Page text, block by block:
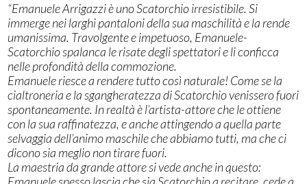
“Emanuele Arrigazzi è uno Scatorchio irresistibile. Si
immerge nei larghi pantaloni della sua maschilità e la rende
umanissima. Travolgente e impetuoso, Emanuele-
Scatorchio spalanca le risate degli spettatori e li conficca
nelle profondità della commozione.
Emanuele riesce a rendere tutto così naturale! Come se la
cialtroneria e la sgangheratezza di Scatorchio venissero fuori
spontaneamente. In realtà è l’artista-attore che le ottiene
con la sua raffinatezza, e anche attingendo a quella parte
selvaggia dell’animo maschile che abbiamo tutti, ma che ci
dicono sia meglio non tirare fuori.
La maestria da grande attore si vede anche in questo: